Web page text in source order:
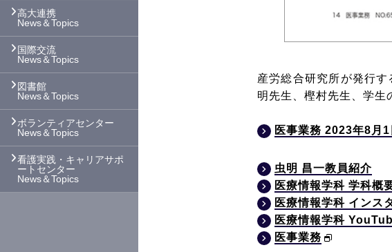
産労総合研究所が発行
明先生、樫村先生、学生
医事業務 2023年8月
虫明 昌一教員紹介
医療情報学科 学科概
医療情報学科 インス
医療情報学科
医事業務
高大連携
News＆Topics
国際交流
News＆Topics
図書館
News＆Topics
ボランティアセンター
News＆Topics
看護実践・キャリアサポ
ートセンター
News＆Topics